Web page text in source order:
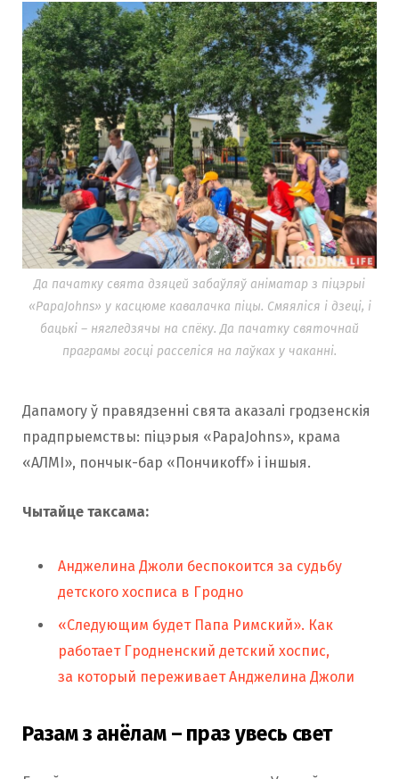
Да пачатку свята дзяцей забаўляў аніматар з піцэрыі
«PapaJohns» у касцюме кавалачка піцы. Смяяліся і дзеці, і
бацькі – нягледзячы на спёку. Да пачатку святочнай
праграмы госці расселіся на лаўках у чаканні.
Дапамогу ў правядзенні свята аказалі гродзенскія
прадпрыемствы: піцэрыя «PapaJohns», крама
«АЛМІ», пончык-бар «Пончикоff» і іншыя.
Чытайце таксама:
Анджелина Джоли беспокоится за судьбу
детского хосписа в Гродно
«Следующим будет Папа Римский». Как
работает Гродненский детский хоспис,
за который переживает Анджелина Джоли
Разам з анёлам – праз увесь свет